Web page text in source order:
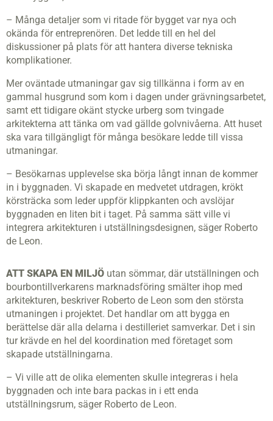
– Många detaljer som vi ritade för bygget var nya och
okända för entreprenören. Det ledde till en hel del
diskussioner på plats för att hantera diverse tekniska
komplikationer.
Mer oväntade utmaningar gav sig tillkänna i form av en
gammal husgrund som kom i dagen under grävningsarbetet,
samt ett tidigare okänt stycke urberg som tvingade
arkitekterna att tänka om vad gällde golv­nivåerna. Att huset
ska vara tillgängligt för många besökare ledde till vissa
utmaningar.
– Besökarnas upplevelse ska börja långt innan de kommer
in i byggnaden. Vi skapade en medvetet utdragen, krökt
körsträcka som leder uppför klippkanten och avslöjar
byggnaden en liten bit i taget. På samma sätt ville vi
integrera arkitekturen i utställningsdesignen, säger Roberto
de Leon.
ATT SKAPA EN MILJÖ utan sömmar, där utställningen och
bourbontillverkarens marknadsföring smälter ihop med
arkitekturen, beskriver Roberto de Leon som den största
utmaningen i projektet. Det handlar om att bygga en
berättelse där alla delarna i destilleriet samverkar. Det i sin
tur krävde en hel del koordination med företaget som
skapade utställningarna.
– Vi ville att de olika elementen skulle integreras i hela
byggnaden och inte bara packas in i ett enda
utställningsrum, säger Roberto de Leon.